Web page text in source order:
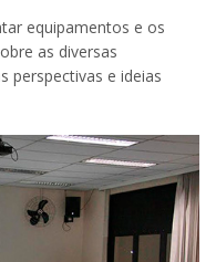
equipamentos e os
as diversas
perspectivas e ideias